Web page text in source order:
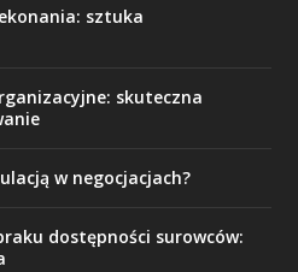
sztuka
skuteczna
w negocjacjach?
dostępności surowców: